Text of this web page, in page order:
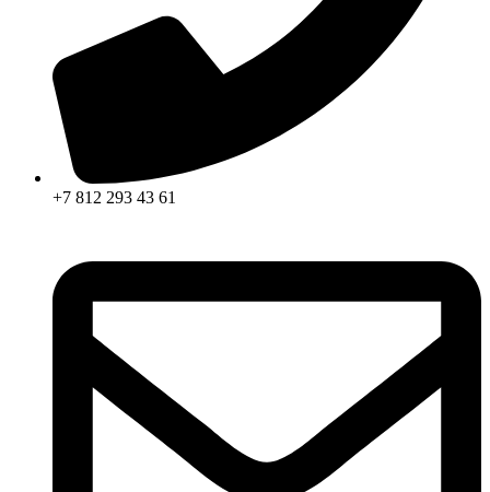
+7 812 293 43 61